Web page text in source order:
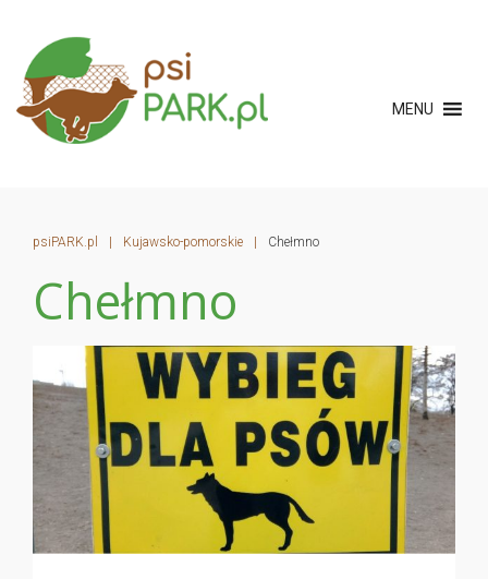
MENU
psiPARK.pl | Kujawsko-pomorskie | Chełmno
Chełmno